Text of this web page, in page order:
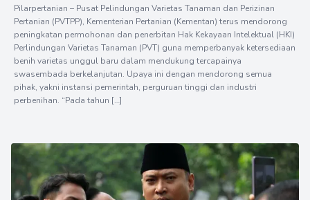
Pilarpertanian – Pusat Pelindungan Varietas Tanaman dan Perizinan
Pertanian (PVTPP), Kementerian Pertanian (Kementan) terus mendorong
peningkatan permohonan dan penerbitan Hak Kekayaan Intelektual (HKI)
Perlindungan Varietas Tanaman (PVT) guna memperbanyak ketersediaan
benih varietas unggul baru dalam mendukung tercapainya
swasembada berkelanjutan. Upaya ini dengan mendorong semua
pihak, yakni instansi pemerintah, perguruan tinggi dan industri
perbenihan. “Pada tahun […]